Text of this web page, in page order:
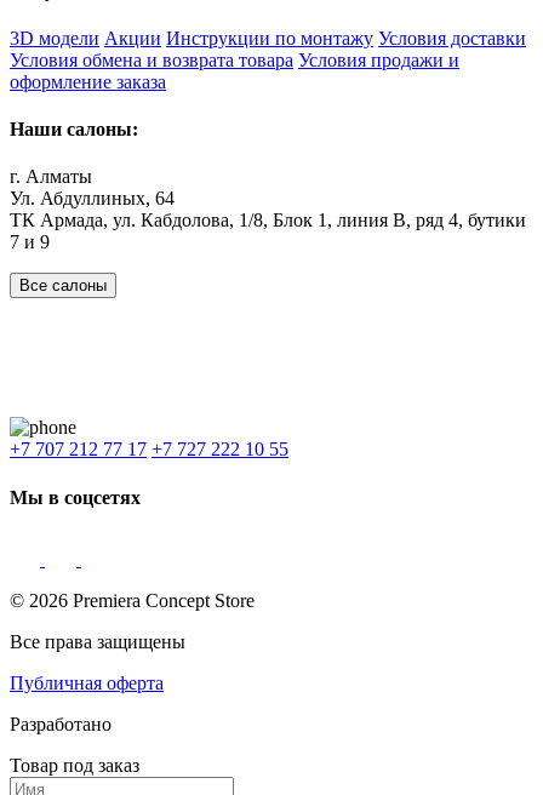
3D модели Акции Инструкции по монтажу Условия доставки
Условия обмена и возврата товара Условия продажи и
оформление заказа
Наши салоны:
г. Алматы
Ул. Абдуллиных, 64
ТК Армада, ул. Кабдолова, 1/8, Блок 1, линия В, ряд 4, бутики
7 и 9
Все салоны
+7 707 212 77 17 +7 727 222 10 55
Мы в соцсетях
© 2026 Premiera Concept Store
Все права защищены
Публичная оферта
Разработано
Товар под заказ